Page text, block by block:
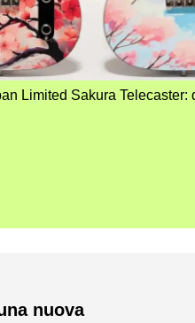
Limited Sakura Telecaster:
nuova